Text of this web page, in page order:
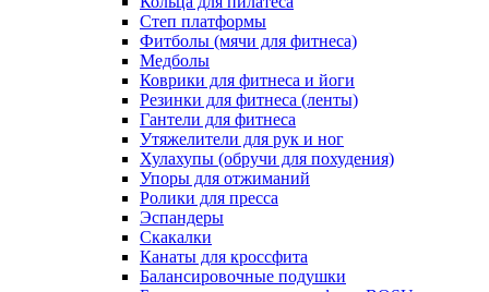
Степ платформы
Фитболы (мячи для фитнеса)
Медболы
Коврики для фитнеса и йоги
Резинки для фитнеса (ленты)
Гантели для фитнеса
Утяжелители для рук и ног
Хулахупы (обручи для похудения)
Упоры для отжиманий
Ролики для пресса
Эспандеры
Скакалки
Канаты для кроссфита
Балансировочные подушки